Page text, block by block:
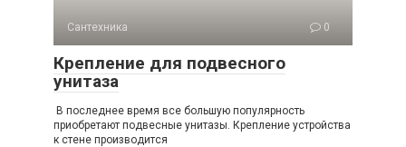
Сантехника 0
Крепление для подвесного
унитаза
В последнее время все большую популярность
приобретают подвесные унитазы. Крепление устройства
к стене производится